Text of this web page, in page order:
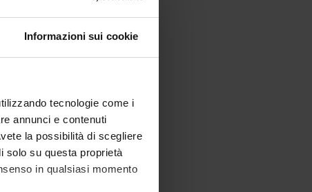
Informazioni sui cookie
tecnologie come i
annunci e contenuti
la possibilità di scegliere
solo su questa proprietà
in qualsiasi momento